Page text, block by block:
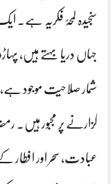
سنجیدہ لمحۂ فکریہ ہے۔
جہاں دریا بہتے ہیں،
شمار صلاحیت موجود
گزارنے پر مجبور
عبادت، سحر اور افطار